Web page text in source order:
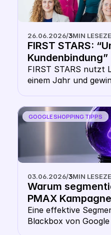
überbieten, ist
klärt auf, wie die
Website-Domain
die Double-CSS-
mehr Reichweite
26.06.2026/3MIN
FIRST STARS:
Kundenbindung”
FIRST STARS nutzt
einem Jahr und
Kundenbindung
GOOGLE SHOPPING TIPPS
03.06.2026/3MIN
Warum
PMAX
für
PMAX
Eine effektive
Blackbox von